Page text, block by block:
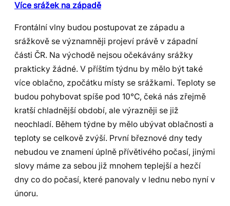
Více srážek na západě
Frontální vlny budou postupovat ze západu a
srážkově se významněji projeví právě v západní
části ČR. Na východě nejsou očekávány srážky
prakticky žádné. V příštím týdnu by mělo být také
více oblačno, zpočátku místy se srážkami. Teploty se
budou pohybovat spíše pod 10°C, čeká nás zřejmě
kratší chladnější období, ale výrazněji se již
neochladí. Během týdne by mělo ubývat oblačnosti a
teploty se celkově zvýší. První březnové dny tedy
nebudou ve znamení úplně přívětivého počasí, jinými
slovy máme za sebou již mnohem teplejší a hezčí
dny co do počasí, které panovaly v lednu nebo nyní v
únoru.